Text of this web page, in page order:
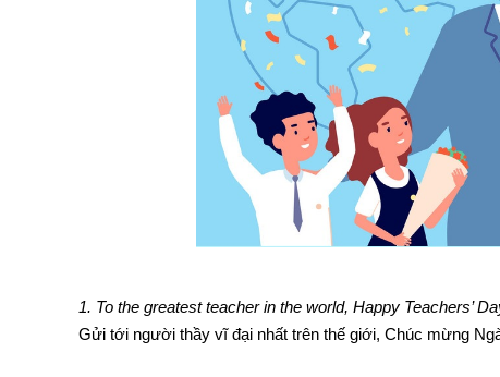
1. To the greatest teacher in the world, Happy Teachers’
Gửi tới người thầy vĩ đại nhất trên thế giới, Chúc mừng